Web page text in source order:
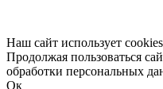
Наш сайт использует
Продолжая пользоваться
обработки персональных
Ок